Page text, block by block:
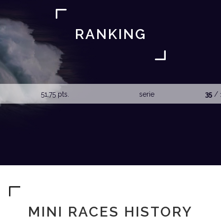
RANKING
51,75 pts. serie 35/
MINI RACES HISTORY